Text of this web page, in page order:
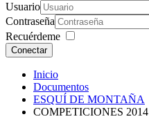
Usuario
Contraseña
Recuérdeme
Conectar
Inicio
Documentos
ESQUÍ DE MONTAÑA
COMPETICIONES 2014